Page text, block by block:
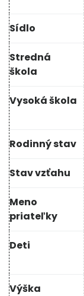
Sídlo
Stredná
škola
Vysoká škola
Rodinný stav
Stav vzťahu
Meno
priateľky
Deti
Výška